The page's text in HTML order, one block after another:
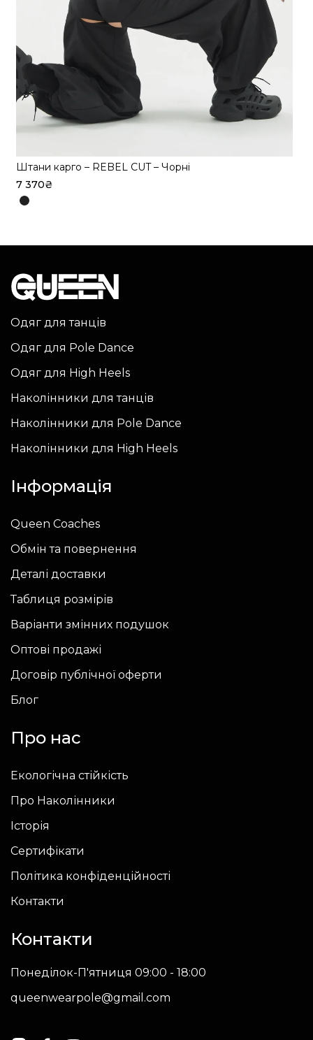
Штани карго – REBEL CUT – Чорні
7 370₴
Цей
варіантів.
Параметри
можна
вибрати
на
сторінці
товару
Одяг для танців
Одяг для Pole Dance
Одяг для High Heels
Наколінники для танців
Наколінники для Pole Dance
Наколінники для High Heels
Інформація
Queen Coaches
Обмін та повернення
Деталі доставки
Таблиця розмірів
Варіанти змінних подушок
Оптові продажі
Договір публічної оферти
Блог
Про нас
Екологічна стійкість
Про Наколінники
Історія
Сертифікати
Політика конфіденційності
Контакти
Контакти
Понеділок-П'ятниця 09:00 - 18:00
queenwearpole@gmail.com